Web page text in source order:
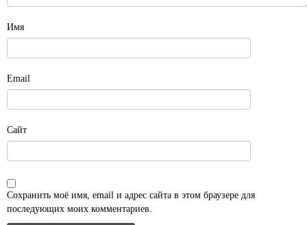
Имя
Email
Сайт
Сохранить моё имя, email и адрес сайта в этом браузере для
последующих моих комментариев.